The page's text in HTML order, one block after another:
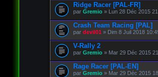
Ridge Racer [PAL-FR]
par Gremio» Lun 28 Déc 2015
Crash Team Racing [PAL]
par devil01 » Dim 8 Juil 2018
V-Rally 2
par Gremio» Mar 29 Déc 2015
Rage Racer [PAL-EN]
par Gremio» Mar 29 Déc 2015